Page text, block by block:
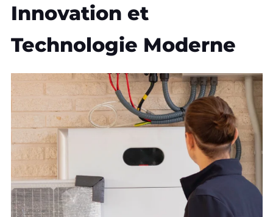
Innovation et
Technologie Moderne